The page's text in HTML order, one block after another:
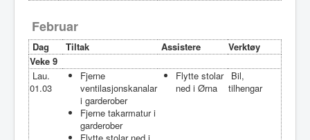
Februar
Dag Tiltak Assistere
Verktøy
Veke 9
Lau.
01.03
Fjerne
ventilasjonskanalar
i garderober
Fjerne takarmatur i
garderober
Flytte stolar ned i
Flytte stolar
ned i Ørna
Bil,
tilhengar